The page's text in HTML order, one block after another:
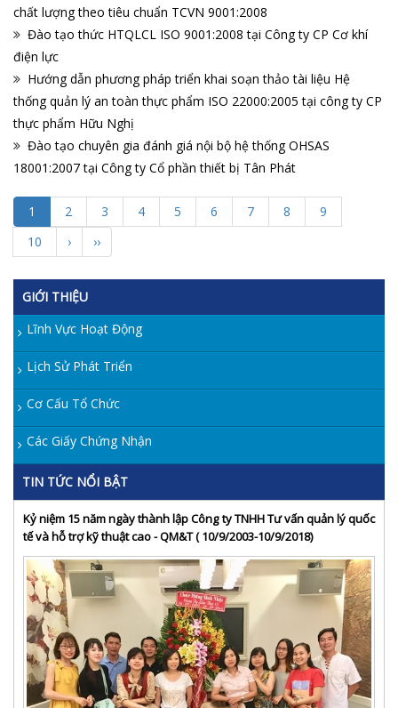
chất lượng theo tiêu chuẩn TCVN 9001:2008
Đào tạo thức HTQLCL ISO 9001:2008 tại Công ty CP Cơ khí
điện lực
Hướng dẫn phương pháp triển khai soạn thảo tài liệu Hệ
thống quản lý an toàn thực phẩm ISO 22000:2005 tại công ty CP
thực phẩm Hữu Nghị
Đào tạo chuyên gia đánh giá nội bộ hệ thống OHSAS
18001:2007 tại Công ty Cổ phần thiết bị Tân Phát
1 2 3 4 5 6 7 8
9
10
› ››
GIỚI THIỆU
Lĩnh Vực Hoạt Động
Lịch Sử Phát Triển
Cơ Cấu Tổ Chức
Các Giấy Chứng Nhận
TIN TỨC NỔI BẬT
Kỷ niệm 15 năm ngày thành lập Công ty TNHH Tư vấn quản lý quốc
tế và hỗ trợ kỹ thuật cao - QM&T ( 10/9/2003-10/9/2018)